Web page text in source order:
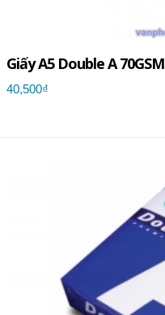
Giấy A5 Double A 70GSM
40,500₫